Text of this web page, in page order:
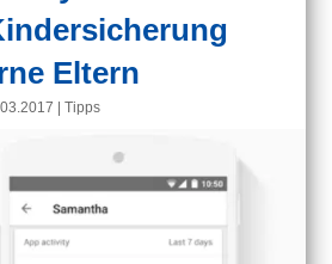
Eltern
|Tipps